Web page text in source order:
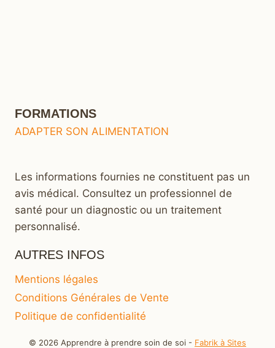
FORMATIONS
ADAPTER SON ALIMENTATION
Les informations fournies ne constituent pas un
avis médical. Consultez un professionnel de
santé pour un diagnostic ou un traitement
personnalisé.
AUTRES INFOS
Mentions légales
Conditions Générales de Vente
Politique de confidentialité
© 2026 Apprendre à prendre soin de soi - Fabrik à Sites